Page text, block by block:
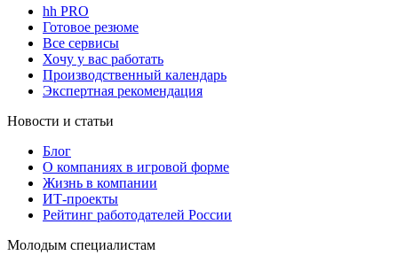
hh PRO
Готовое резюме
Все сервисы
Хочу у вас работать
Производственный календарь
Экспертная рекомендация
Новости и статьи
Блог
О компаниях в игровой форме
Жизнь в компании
ИТ-проекты
Рейтинг работодателей России
Молодым специалистам